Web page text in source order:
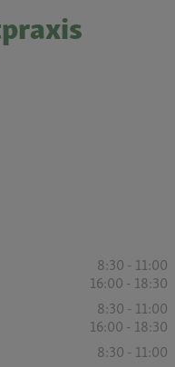
8:30 - 11:00
16:00 - 18:30
8:30 - 11:00
16:00 - 18:30
8:30 - 11:00